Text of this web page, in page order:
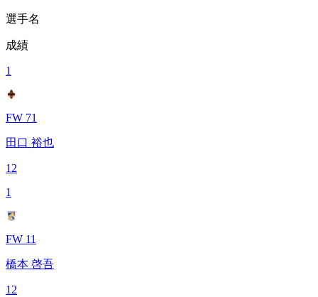
選手名
成績
1
FW 71
田口 裕也
12
1
FW 11
橋本 啓吾
12